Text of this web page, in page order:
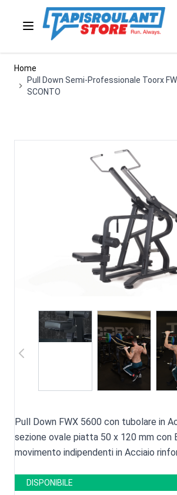
Salta al contenuto
Home
Pull Down Semi-Professionale Toorx
SCONTO
Pull Down FWX 5600 con tubolare in
sezione ovale piatta 50 x 120 mm con
movimento indipendenti in Acciaio
DISPONIBILE